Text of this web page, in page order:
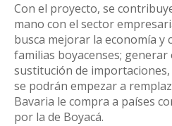
Con el proyecto, se
mano con el sector
busca mejorar la economía y
familias boyacenses; generar
sustitución de
se podrán empezar a
Bavaria le compra a países
por la de Boyacá.